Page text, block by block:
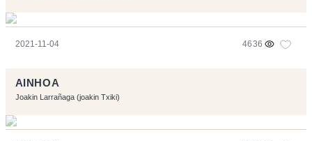
2021-11-04 4636
AINHOA
Joakin Larrañaga (joakin Txiki)